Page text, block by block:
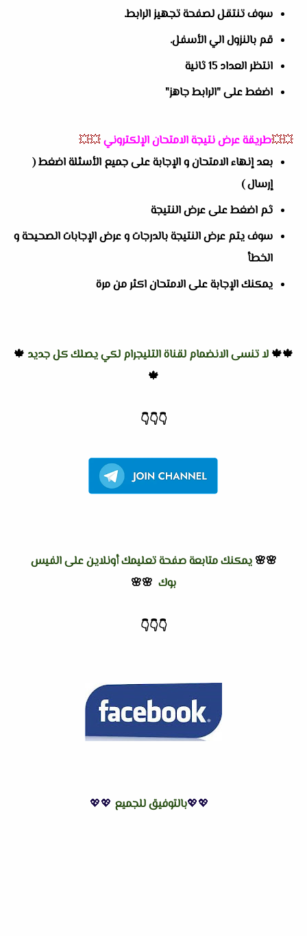
سوف تنتقل لصفحة تجهيز الرابط.
قم بالنزول الي الأسفل.
انتظر العداد 15 ثانية
اضغط على "الرابط جاهز"
💥💥طريقة عرض نتيجة الامتحان الإلكتروني💥💥
بعد إنهاء الامتحان و الإجابة على جميع الأسئلة اضغط (
إرسال )
ثم اضغط على عرض النتيجة
سوف يتم عرض النتيجة بالدرجات و عرض الإجابات الصحيحة و
الخطأ
يمكنك الإجابة على الامتحان اكثر من مرة
🍁🍁 لا تنسى الانضمام لقناة التليجرام لكي يصلك كل جديد 🍁
🍁
👇
👇
👇
🌸🌸 يمكنك متابعة صفحة تعليمك أونلاين على الفيس
بوك 🌸🌸
👇
👇
👇
💖💖بالتوفيق للجميع 💖💖